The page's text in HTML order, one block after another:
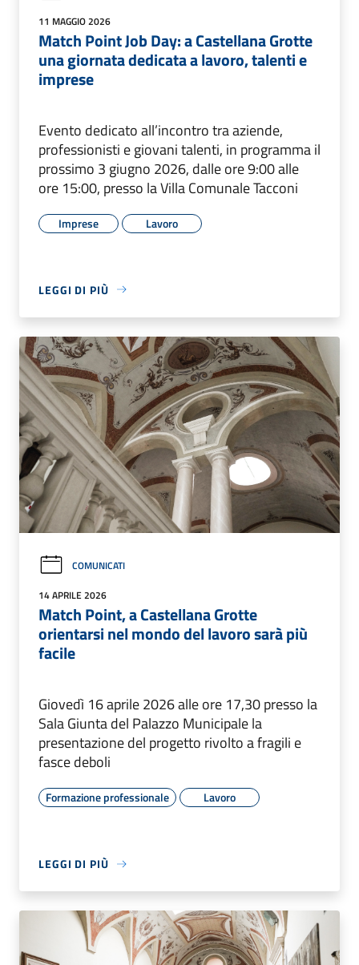
11 MAGGIO 2026
Match Point Job Day: a Castellana Grotte
una giornata dedicata a lavoro, talenti e
imprese
Evento dedicato all’incontro tra aziende,
professionisti e giovani talenti, in programma il
prossimo 3 giugno 2026, dalle ore 9:00 alle
ore 15:00, presso la Villa Comunale Tacconi
Imprese Lavoro
LEGGI DI PIÙ
COMUNICATI
14 APRILE 2026
Match Point, a Castellana Grotte
orientarsi nel mondo del lavoro sarà più
facile
Giovedì 16 aprile 2026 alle ore 17,30 presso la
Sala Giunta del Palazzo Municipale la
presentazione del progetto rivolto a fragili e
fasce deboli
Formazione professionale Lavoro
LEGGI DI PIÙ